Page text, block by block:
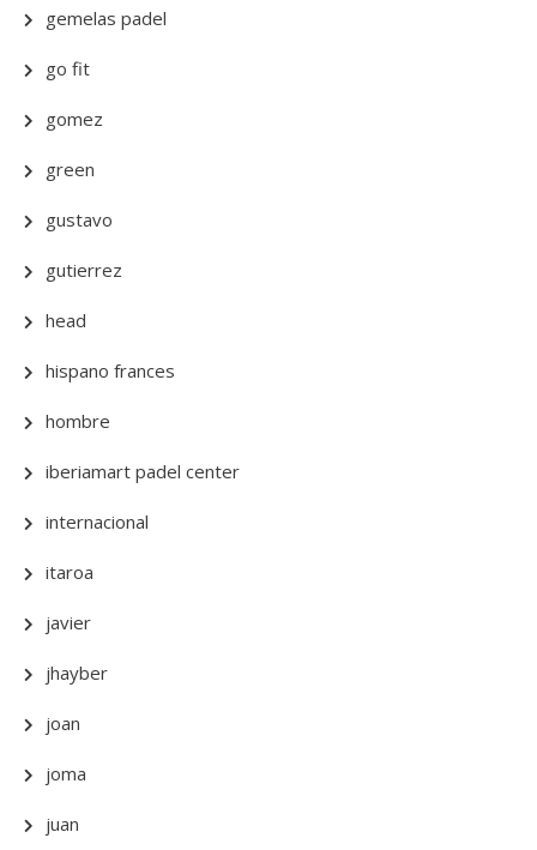
gemelas padel
go fit
gomez
green
gustavo
gutierrez
head
hispano frances
hombre
iberiamart padel center
internacional
itaroa
javier
jhayber
joan
joma
juan